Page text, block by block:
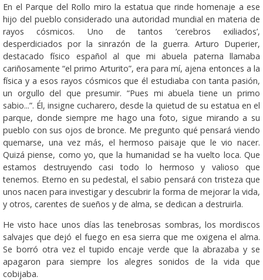
En el Parque del Rollo miro la estatua que rinde homenaje a ese
hijo del pueblo considerado una autoridad mundial en materia de
rayos cósmicos. Uno de tantos ‘cerebros exiliados’,
desperdiciados por la sinrazón de la guerra. Arturo Duperier,
destacado físico español al que mi abuela paterna llamaba
cariñosamente “el primo Arturito”, era para mí, ajena entonces a la
física y a esos rayos cósmicos que él estudiaba con tanta pasión,
un orgullo del que presumir. “Pues mi abuela tiene un primo
sabio...”. Él, insigne cucharero, desde la quietud de su estatua en el
parque, donde siempre me hago una foto, sigue mirando a su
pueblo con sus ojos de bronce. Me pregunto qué pensará viendo
quemarse, una vez más, el hermoso paisaje que le vio nacer.
Quizá piense, como yo, que la humanidad se ha vuelto loca. Que
estamos destruyendo casi todo lo hermoso y valioso que
tenemos. Eterno en su pedestal, el sabio pensará con tristeza que
unos nacen para investigar y descubrir la forma de mejorar la vida,
y otros, carentes de sueños y de alma, se dedican a destruirla.
He visto hace unos días las tenebrosas sombras, los mordiscos
salvajes que dejó el fuego en esa sierra que me oxigena el alma.
Se borró otra vez el tupido encaje verde que la abrazaba y se
apagaron para siempre los alegres sonidos de la vida que
cobijaba.